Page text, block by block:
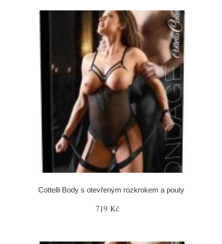
Cottelli Body s otevřeným rozkrokem a pouty
719 Kč